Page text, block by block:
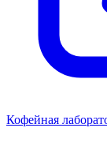
Кофейная